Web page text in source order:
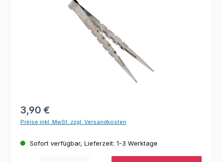
Regulärer Preis:
3,90 €
Preise inkl. MwSt. zzgl. Versandkosten
Sofort verfügbar, Lieferzeit: 1-3 Werktage